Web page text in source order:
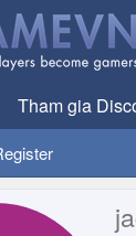
Tham gia